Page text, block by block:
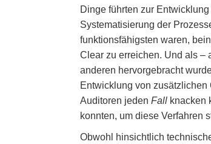
Dinge führten zur
Systematisierung der
funktionsfähigsten waren,
Clear zu erreichen. Und als –
anderen hervorgebracht
Entwicklung von
Auditoren jeden Fall knacken
konnten, um diese Verfahren
Obwohl hinsichtlich